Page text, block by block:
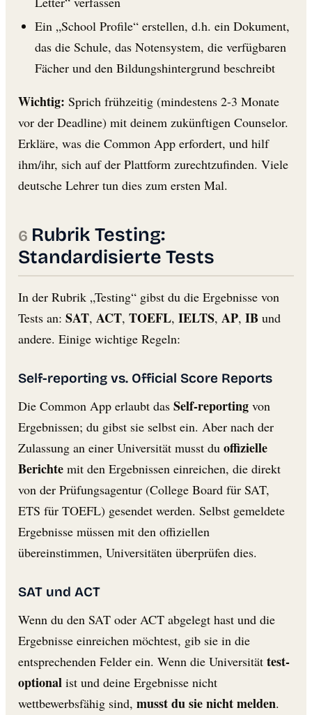
Ein „School Profile“ erstellen, d.h. ein Dokument,
das die Schule, das Notensystem, die verfügbaren
Fächer und den Bildungshintergrund beschreibt
Wichtig: Sprich frühzeitig (mindestens 2-3 Monate
vor der Deadline) mit deinem zukünftigen Counselor.
Erkläre, was die Common App erfordert, und hilf
ihm/ihr, sich auf der Plattform zurechtzufinden. Viele
deutsche Lehrer tun dies zum ersten Mal.
Rubrik Testing:
Standardisierte Tests
In der Rubrik „Testing“ gibst du die Ergebnisse von
Tests an: SAT, ACT, TOEFL, IELTS, AP, IB und
andere. Einige wichtige Regeln:
Self-reporting vs. Official Score Reports
Die Common App erlaubt das Self-reporting von
Ergebnissen; du gibst sie selbst ein. Aber nach der
Zulassung an einer Universität musst du offizielle
Berichte mit den Ergebnissen einreichen, die direkt
von der Prüfungsagentur (College Board für SAT,
ETS für TOEFL) gesendet werden. Selbst gemeldete
Ergebnisse müssen mit den offiziellen
übereinstimmen, Universitäten überprüfen dies.
SAT und ACT
Wenn du den SAT oder ACT abgelegt hast und die
Ergebnisse einreichen möchtest, gib sie in die
entsprechenden Felder ein. Wenn die Universität test-
optional ist und deine Ergebnisse nicht
wettbewerbsfähig sind, musst du sie nicht melden.